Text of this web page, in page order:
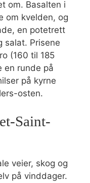
om. Basalten i
om kvelden, og
en potetrett
salat. Prisene
(160 til 185
en runde på
på kyrne
osten.
Saint-
veier, skog og
på vinddager.